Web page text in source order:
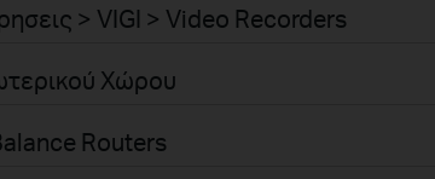
> VIGI > Video Recorders
Χώρου
Routers